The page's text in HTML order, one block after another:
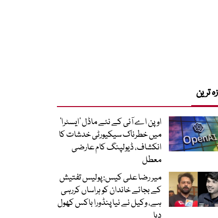
ترین
اوپن اے آئی کے نئے ماڈل ’ایسٹرا‘
میں خطرناک سیکیورٹی خدشات کا
انکشاف، ڈیولپنگ کام عارضی
معطل
میر رضا علی کیس: پولیس تفتیش
کے بجائے خاندان کو ہراساں کررہی
ہے، وکیل نے نیا پنڈورا باکس کھول